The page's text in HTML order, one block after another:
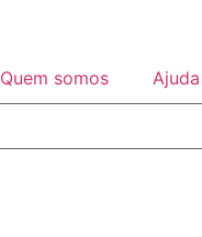
Quem somos Ajuda